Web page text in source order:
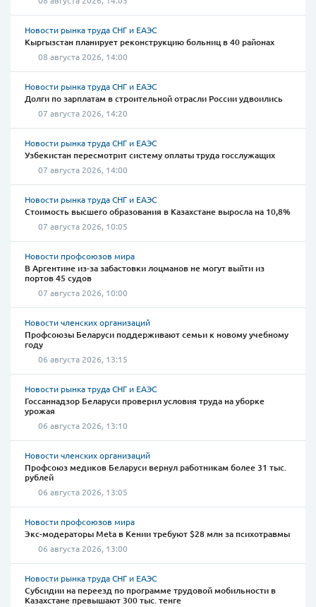
Новости рынка труда СНГ и ЕАЭС
Кыргызстан планирует реконструкцию больниц в 40 районах
08 августа 2026, 14:00
Новости рынка труда СНГ и ЕАЭС
Долги по зарплатам в строительной отрасли России удвоились
07 августа 2026, 14:20
Новости рынка труда СНГ и ЕАЭС
Узбекистан пересмотрит систему оплаты труда госслужащих
07 августа 2026, 14:00
Новости рынка труда СНГ и ЕАЭС
Стоимость высшего образования в Казахстане выросла на 10,8%
07 августа 2026, 10:05
Новости профсоюзов мира
В Аргентине из-за забастовки лоцманов не могут выйти из
портов 45 судов
07 августа 2026, 10:00
Новости членских организаций
Профсоюзы Беларуси поддерживают семьи к новому учебному
году
06 августа 2026, 13:15
Новости рынка труда СНГ и ЕАЭС
Госсаннадзор Беларуси проверил условия труда на уборке
урожая
06 августа 2026, 13:10
Новости членских организаций
Профсоюз медиков Беларуси вернул работникам более 31 тыс.
рублей
06 августа 2026, 13:05
Новости профсоюзов мира
Экс-модераторы Meta в Кении требуют $28 млн за психотравмы
06 августа 2026, 13:00
Новости рынка труда СНГ и ЕАЭС
Субсидии на переезд по программе трудовой мобильности в
Казахстане превышают 300 тыс. тенге